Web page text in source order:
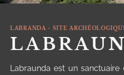
LABRANDA - SITE
Labraunda est un sanctuaire